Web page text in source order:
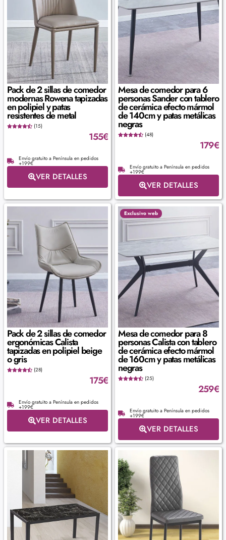
Pack de 2 sillas de comedor
modernas Rowena tapizadas
en polipiel y patas
resistentes de metal
(15)
155€
Envío gratuito a Península en pedidos
+199€
VER DETALLES
Mesa de comedor para 6
personas Sander con tablero
de cerámica efecto mármol
de 140cm y patas metálicas
negras
(48)
179€
Envío gratuito a Península en pedidos
+199€
VER DETALLES
Pack de 2 sillas de comedor
ergonómicas Calista
tapizadas en polipiel beige
o gris
(28)
175€
Envío gratuito a Península en pedidos
+199€
VER DETALLES
Exclusivo web
Mesa de comedor para 8
personas Calista con tablero
de cerámica efecto mármol
de 160cm y patas metálicas
negras
(25)
259€
Envío gratuito a Península en pedidos
+199€
VER DETALLES